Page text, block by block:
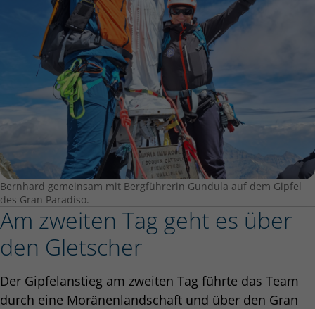
Bernhard gemeinsam mit Bergführerin Gundula auf dem Gipfel
des Gran Paradiso.
Am zweiten Tag geht es über
den Gletscher
Der Gipfelanstieg am zweiten Tag führte das Team
durch eine Moränenlandschaft und über den Gran